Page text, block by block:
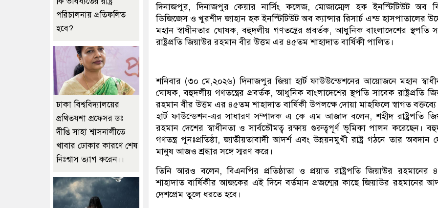
দিনাজপুর, দিনাজপুর কেয়ার নার্সিং কলেজ, মোজাম্মেল হক ইনস্টিটিউট অব
ডিজিজেস ও খুরশীদ জাহান হক ইনস্টিটিউট অব ক্যান্সার রিসার্চ এন্ড হাসপাতালের
মহান স্বাধীনতার ঘোষক, বহুদলীয় গণতন্ত্রের প্রবর্তক, আধুনিক বাংলাদেশের স্থপতি
রাষ্ট্রপ্রতি জিয়াউর রহমান বীর উত্তম এর ৪৫তম শাহাদাত বার্ষিকী পালিত।
শনিবার (৩০ মে,২০২৬) দিনাজপুর জিয়া হার্ট ফাউউন্ডেশনের আয়োজনে মহান
ঘোষক, বহুদলীয় গণতন্ত্রের প্রবর্তক, আধুনিক বাংলাদেশের স্থপতি সাবেক রাষ্ট্রপ্রতি
রহমান বীর উত্তম এর ৪৫তম শাহাদাত বার্ষিকী উপলক্ষে দোয়া মাহফিলে স্বাগত বক্তব্যে
হার্ট ফাউন্ডেশন-এর সাধারণ সম্পাদক এ কে এম আজাদ বলেন, শহীদ রাষ্ট্রপতি
রহমান দেশের স্বাধীনতা ও সার্বভৌমত্ব রক্ষায় গুরুত্বপূর্ণ ভূমিকা পালন করেছেন।
গণতন্ত্র পুনঃপ্রতিষ্ঠা, জাতীয়তাবাদী আদর্শ এবং উন্নয়নমুখী রাষ্ট্র গঠনে তার অবদান
মানুষ আজও শ্রদ্ধার সঙ্গে স্মরণ করে।
তিনি আরও বলেন, বিএনপির প্রতিষ্ঠাতা ও প্রয়াত রাষ্ট্রপতি জিয়াউর রহমানের
শাহাদাত বার্ষিকীর আজকের এই দিনে বর্তমান প্রজন্মের কাছে জিয়াউর রহমানের
দেশপ্রেম তুলে ধরতে হবে।
পরিচালনায় প্রতিফলিত
হবে?
ঢাকা বিশ্ববিদ্যালয়ের
প্রথিতযশা প্রফেসর ডঃ
দীপ্তি সাহা শ্বাসনালীতে
খাবার ঢোকার কারণে শেষ
নিঃশ্বাস ত্যাগ করেন।।